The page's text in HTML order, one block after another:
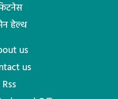
हेल्थ
us
us
Rss